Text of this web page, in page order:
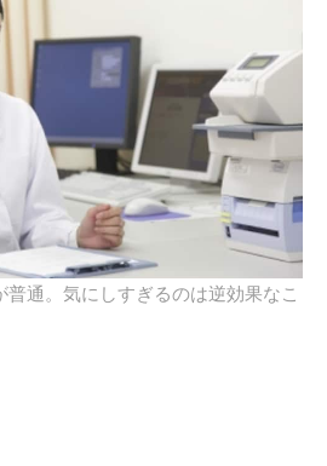
通。気にしすぎるのは逆効果なこ